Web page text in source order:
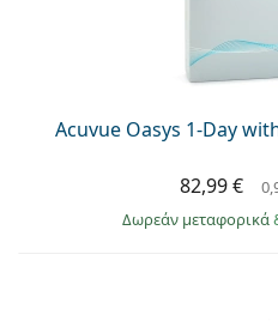
Acuvue Oasys 1-Day
82,99 €
Δωρεάν μεταφορικά